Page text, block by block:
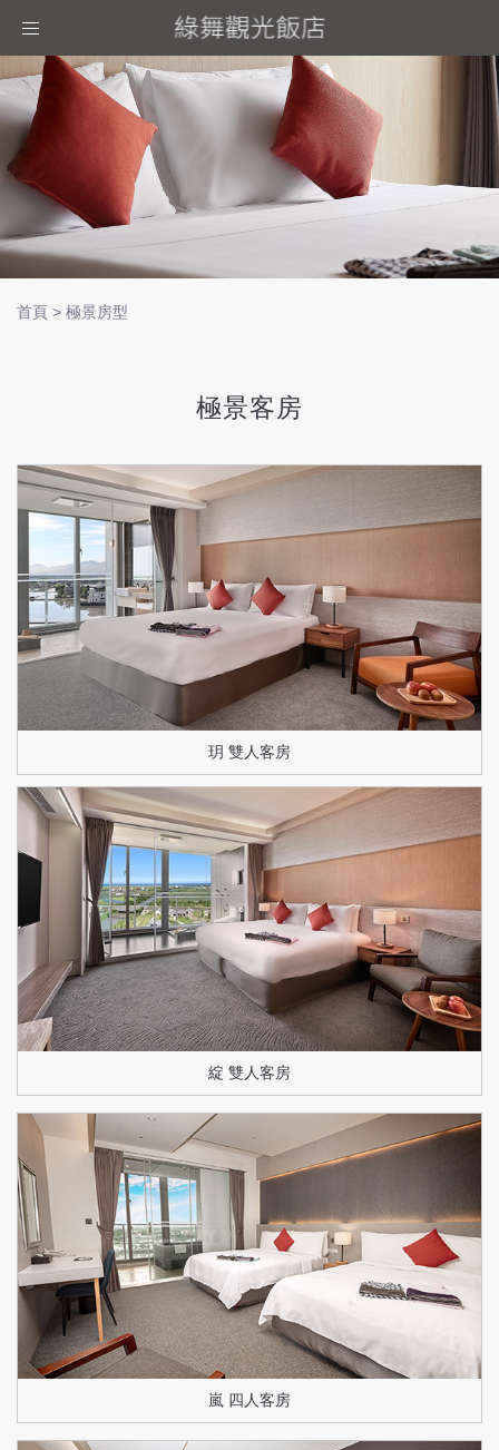
Toggle
首頁 > 極景房型
極景客房
玥 雙人客房
綻 雙人客房
嵐 四人客房